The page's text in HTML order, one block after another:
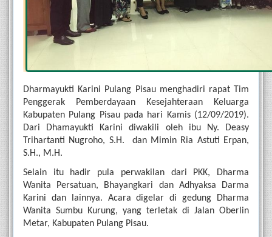
Dharmayukti Karini Pulang Pisau menghadiri rapat Tim
Penggerak Pemberdayaan Kesejahteraan Keluarga
Kabupaten Pulang Pisau pada hari Kamis (12/09/2019).
Dari Dhamayukti Karini diwakili oleh ibu Ny. Deasy
Trihartanti Nugroho, S.H.  dan Mimin Ria Astuti Erpan,
S.H., M.H.
Selain itu hadir pula perwakilan dari PKK, Dharma
Wanita Persatuan, Bhayangkari dan Adhyaksa Darma
Karini dan lainnya. Acara digelar di gedung Dharma
Wanita Sumbu Kurung, yang terletak di Jalan Oberlin
Metar, Kabupaten Pulang Pisau.